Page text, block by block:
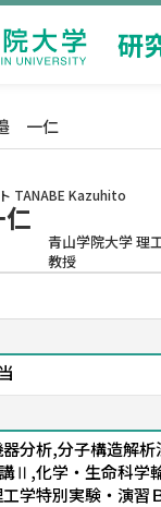
研
一仁
TANABE Kazuhito
青山学院大学 理
教授
分析,分子構造解
Ⅱ,化学・生命科学
学特別実験・演